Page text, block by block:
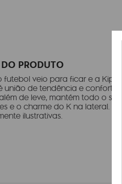
PRODUTO
futebol veio para ficar e a
união de tendência e
de leve, mantém todo o
e o charme do K na lateral. A
ilustrativas.